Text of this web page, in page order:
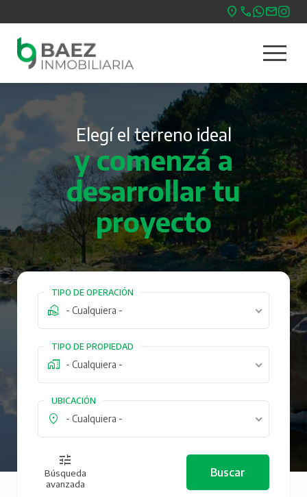
al
contenido
principal
menu
Elegí el terreno ideal
y comenzá a
desarrollar tu
proyecto
TIPO DE OPERACIÓN
- Cualquiera -
TIPO DE PROPIEDAD
- Cualquiera -
UBICACIÓN
- Cualquiera -
Búsqueda
avanzada